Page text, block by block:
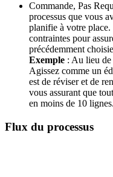
Commande, Pas
processus que vous
planifie à votre
contraintes pour
précédemment
Exemple : Au lieu
Agissez comme un
est de réviser et de
vous assurant que
en moins de 10
Flux du processus